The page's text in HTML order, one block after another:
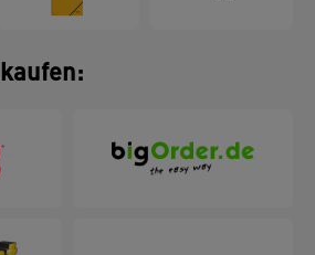
aus der Leitz Recycle Serie.
umweltfreundliches
das zu Hause und im Büro
der neuen
zu schützen und sorgen
attraktives und
Erscheinungsbild Ihres Büros.